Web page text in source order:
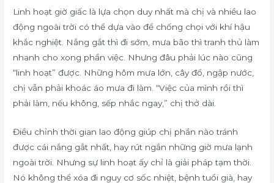
Linh hoạt giờ giấc là lựa chọn duy nhất mà chị và nhiều lao
động ngoài trời có thể dựa vào để chống chọi với khí hậu
khắc nghiệt. Nắng gắt thì đi sớm, mưa bão thì tranh thủ làm
nhanh cho xong phần việc. Nhưng đâu phải lúc nào cũng
“linh hoạt” được. Những hôm mưa lớn, cây đổ, ngập nước,
chị vẫn phải khoác áo mưa đi làm. “Việc của mình rồi thì
phải làm, nếu không, sếp nhắc ngay,” chị thở dài.
Điều chỉnh thời gian lao động giúp chị phần nào tránh
được cái nắng gắt nhất, hay rút ngắn những giờ mưa lạnh
ngoài trời. Nhưng sự linh hoạt ấy chỉ là giải pháp tạm thời.
Nó không thể xóa đi nguy cơ sốc nhiệt, bệnh tuổi già, hay